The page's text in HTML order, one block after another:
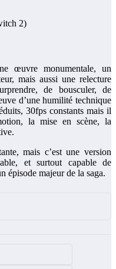
œuvre monumentale, un
mais aussi une relecture
de bousculer, de
d’une humilité technique
30fps constants mais il
la mise en scène, la
mais c’est une version
et surtout capable de
épisode majeur de la saga.